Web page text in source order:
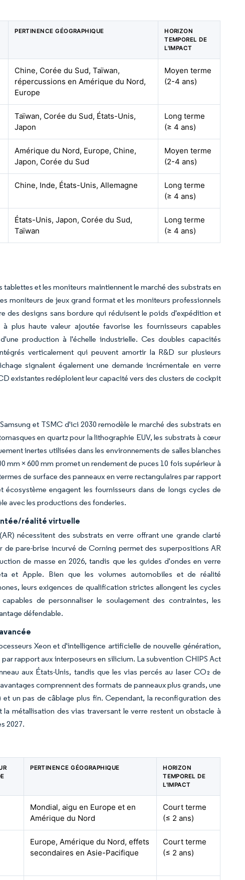
PERTINENCE GÉOGRAPHIQUE
HORIZON
TEMPOREL DE
L'IMPACT
Chine, Corée du Sud, Taïwan,
répercussions en Amérique du Nord,
Europe
Moyen terme
(2-4 ans)
Taïwan, Corée du Sud, États-Unis,
Japon
Long terme
(≥ 4 ans)
Amérique du Nord, Europe, Chine,
Japon, Corée du Sud
Moyen terme
(2-4 ans)
Chine, Inde, États-Unis, Allemagne
Long terme
(≥ 4 ans)
États-Unis, Japon, Corée du Sud,
Taïwan
Long terme
(≥ 4 ans)
et les moniteurs maintiennent le marché des substrats en
moniteurs de jeux grand format et les moniteurs professionnels
des designs sans bordure qui réduisent le poids d'expédition et
plus haute valeur ajoutée favorise les fournisseurs capables
production à l'échelle industrielle. Ces doubles capacités
verticalement qui peuvent amortir la R&D sur plusieurs
signalent également une demande incrémentale en verre
existantes redéploient leur capacité vers des clusters de cockpit
et TSMC d'ici 2030 remodèle le marché des substrats en
en quartz pour la lithographie EUV, les substrats à cœur
inertes utilisées dans les environnements de salles blanches
mm × 600 mm promet un rendement de puces 10 fois supérieur à
de surface des panneaux en verre rectangulaires par rapport
engagent les fournisseurs dans de longs cycles de
avec les productions des fonderies.
réalité virtuelle
nécessitent des substrats en verre offrant une grande clarté
pare-brise incurvé de Corning permet des superpositions AR
de masse en 2026, tandis que les guides d'ondes en verre
et Apple. Bien que les volumes automobiles et de réalité
leurs exigences de qualification strictes allongent les cycles
de personnaliser le soulagement des contraintes, les
défendable.
Xeon et d'intelligence artificielle de nouvelle génération,
rapport aux interposeurs en silicium. La subvention CHIPS Act
aux États-Unis, tandis que les vias percés au laser CO₂ de
comprennent des formats de panneaux plus grands, une
un pas de câblage plus fin. Cependant, la reconfiguration des
métallisation des vias traversant le verre restent un obstacle à
2027.
PERTINENCE GÉOGRAPHIQUE
HORIZON
TEMPOREL DE
L'IMPACT
Mondial, aigu en Europe et en
Amérique du Nord
Court terme
(≤ 2 ans)
Europe, Amérique du Nord, effets
secondaires en Asie-Pacifique
Court terme
(≤ 2 ans)